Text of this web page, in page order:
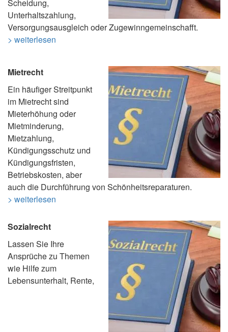
Scheidung,
Unterhaltszahlung,
Versorgungsausgleich oder Zugewinngemeinschafft.
> weiterlesen
Mietrecht
Ein häufiger Streitpunkt
im Mietrecht sind
Mieterhöhung oder
Mietminderung,
Mietzahlung,
Kündigungsschutz und
Kündigungsfristen,
Betriebskosten, aber
auch die Durchführung von Schönheitsreparaturen.
> weiterlesen
Sozialrecht
Lassen Sie Ihre
Ansprüche zu Themen
wie Hilfe zum
Lebensunterhalt, Rente,